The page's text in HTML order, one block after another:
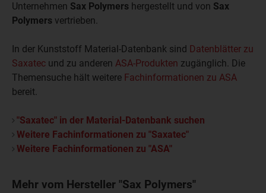
Unternehmen Sax Polymers hergestellt und von Sax
Polymers vertrieben.
In der Kunststoff Material-Datenbank sind Datenblätter zu
Saxatec und zu anderen ASA-Produkten zugänglich. Die
Themensuche hält weitere Fachinformationen zu ASA
bereit.
"Saxatec" in der Material-Datenbank suchen
Weitere Fachinformationen zu "Saxatec"
Weitere Fachinformationen zu "ASA"
Mehr vom Hersteller "Sax Polymers"